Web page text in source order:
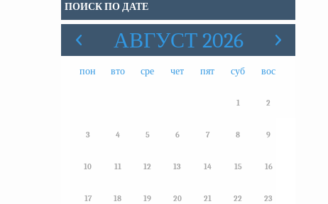
ПОИСК ПО ДАТЕ
АВГУСТ 2026
пон вто сре чет пят суб вос
1 2
3 4 5 6 7 8 9
10 11 12 13 14 15 16
17 18 19 20 21 22 23